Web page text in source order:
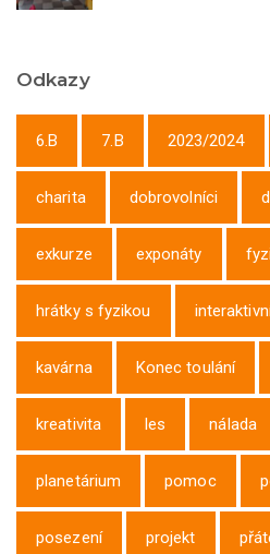
Odkazy
6.B 7.B 2023/2024
charita dobrovolníci
exkurze exponáty
hrátky s fyzikou
kavárna Konec toulání
kreativita les nálada
planetárium pomoc
posezení projekt